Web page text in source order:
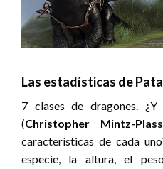
Las estadísticas de
7 clases de dragones.
(Christopher Mintz-
características de cada
especie, la altura, el